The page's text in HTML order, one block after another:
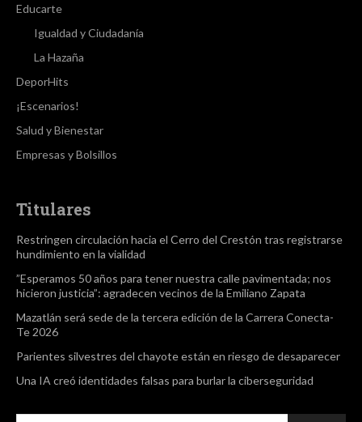
Educarte
Igualdad y Ciudadanía
La Hazaña
DeporHits
¡Escenarios!
Salud y Bienestar
Empresas y Bolsillos
Titulares
Restringen circulación hacia el Cerro del Crestón tras registrarse
hundimiento en la vialidad
”Esperamos 50 años para tener nuestra calle pavimentada; nos
hicieron justicia”: agradecen vecinos de la Emiliano Zapata
Mazatlán será sede de la tercera edición de la Carrera Conecta-
Te 2026
Parientes silvestres del chayote están en riesgo de desaparecer
Una IA creó identidades falsas para burlar la ciberseguridad